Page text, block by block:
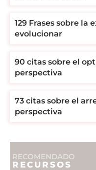
129 Frases sobre la
evolucionar
90 citas sobre el
perspectiva
73 citas sobre el
perspectiva
RECOMENDADO
RECURSOS